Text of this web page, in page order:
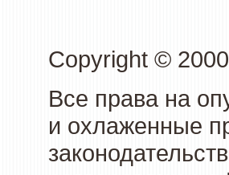
Copyright ©
Все права на
и охлаженные